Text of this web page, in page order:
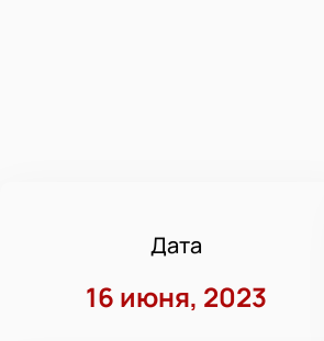
Дата
16 июня, 2023